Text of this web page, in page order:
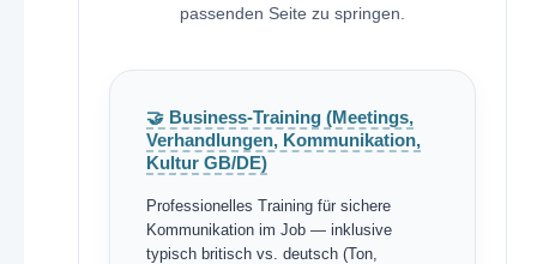
passenden Seite zu springen.
🤝 Business-Training (Meetings,
Verhandlungen, Kommunikation,
Kultur GB/DE)
Professionelles Training für sichere
Kommunikation im Job — inklusive
typisch britisch vs. deutsch (Ton,